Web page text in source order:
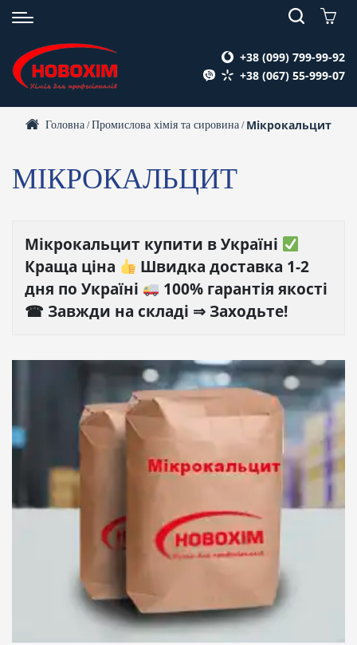
+38 (099) 799-99-92
+38 (067) 55-999-07
Головна /Промислова хімія та сировина / Мікрокальцит
МІКРОКАЛЬЦИТ
Мікрокальцит купити в Україні
Краща ціна
Швидка доставка 1-2
дня по Україні
100% гарантія якості
☎ Завжди на складі ⇒ Заходьте!